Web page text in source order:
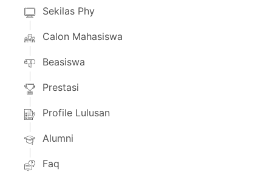
Sekilas Phy
Calon Mahasiswa
Beasiswa
Prestasi
Profile Lulusan
Alumni
Faq